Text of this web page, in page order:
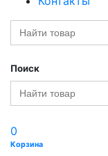
Search
for:
Поиск
Search
for:
0
Корзина